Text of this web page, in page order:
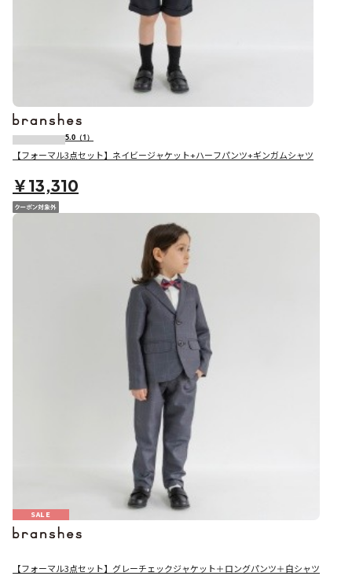
5.0 （1）
【フォーマル3点セット】ネイビージャケット+ハーフパンツ+ギンガムシャツ
￥13,310
SALE
【フォーマル3点セット】グレーチェックジャケット＋ロングパンツ＋白シャツ